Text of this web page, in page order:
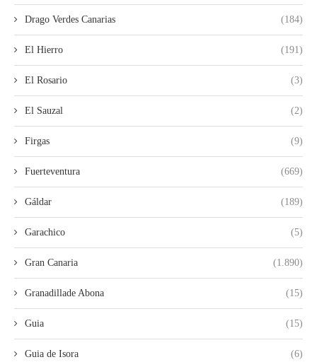
Drago Verdes Canarias (184)
El Hierro (191)
El Rosario (3)
El Sauzal (2)
Firgas (9)
Fuerteventura (669)
Gáldar (189)
Garachico (5)
Gran Canaria (1.890)
Granadillade Abona (15)
Guia (15)
Guia de Isora (6)